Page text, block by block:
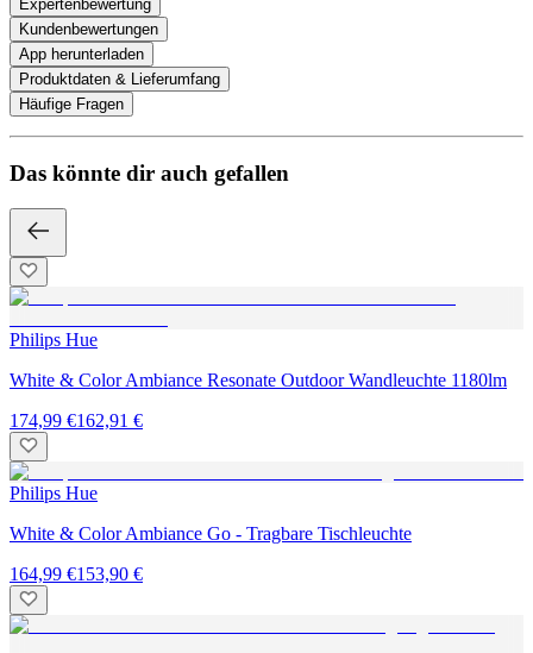
Expertenbewertung
Kundenbewertungen
App herunterladen
Produktdaten & Lieferumfang
Häufige Fragen
Das könnte dir auch gefallen
Philips Hue
White & Color Ambiance Resonate Outdoor Wandleuchte 1180lm
174,99 €162,91 €
Philips Hue
White & Color Ambiance Go - Tragbare Tischleuchte
164,99 €153,90 €